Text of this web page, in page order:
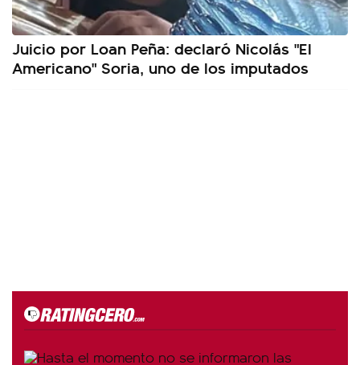
Juicio por Loan Peña: declaró Nicolás "El
Americano" Soria, uno de los imputados